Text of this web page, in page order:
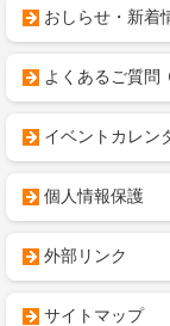
おしらせ・新着
よくあるご質問
イベントカレン
個人情報保護
外部リンク
サイトマップ